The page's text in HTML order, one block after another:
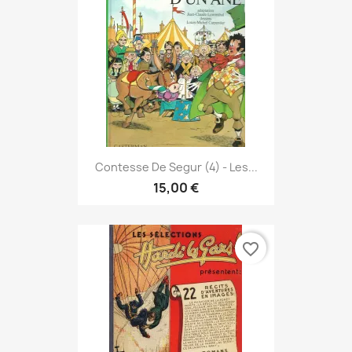
Contesse De Segur (4) - Les...
15,00 €
favorite_border